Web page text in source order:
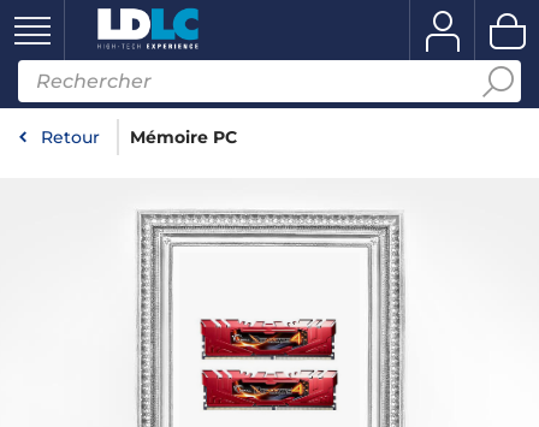
Retour Mémoire PC